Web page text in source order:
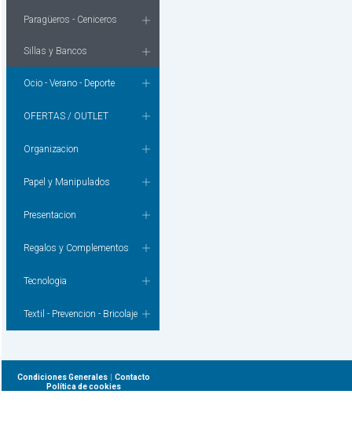
Paragüeros - Ceniceros
Sillas y Bancos
Ocio - Verano - Deporte
OFERTAS / OUTLET
Organizacion
Papel y Manipulados
Presentacion
Regalos y Complementos
Tecnologia
Textil - Prevencion - Bricolaje
Condiciones Generales| Contacto
Política de cookies